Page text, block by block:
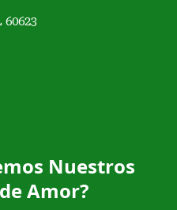
Nuestros
Amor?